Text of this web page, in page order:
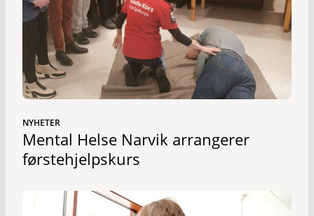
NYHETER
Mental Helse Narvik arrangerer
førstehjelpskurs